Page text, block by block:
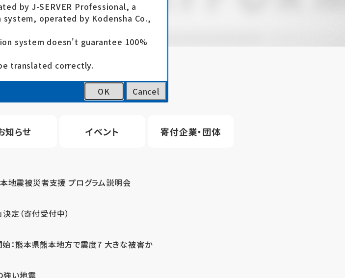
知らせ イベント 寄付企業・団体
本地震被災者支援 プログラム説明会
定（寄付受付中）
：熊本県熊本地方で震度7 大きな被害か
強い地震
by J-SERVER Professional, a
operated by Kodensha Co.,
system doesn't guarantee 100%
translated correctly.
OK Cancel